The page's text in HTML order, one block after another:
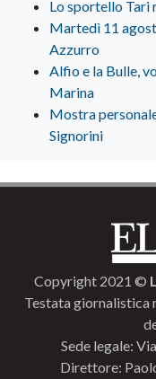
Lo sportello Tari
Martedì 11
Azzurro
Alfio e la Bulle,
Marina
Mostra
Signorini
Copyright 2021 ©
Testata giornalistica
Sede legale:
Direttore: